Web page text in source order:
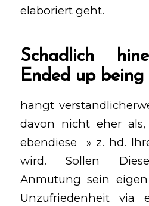
elaboriert geht.
Schadlich
Ended up being
hangt
davon nicht eher
ebendiese » z. hd.
wird. Sollen
Anmutung sein
Unzufriedenheit via